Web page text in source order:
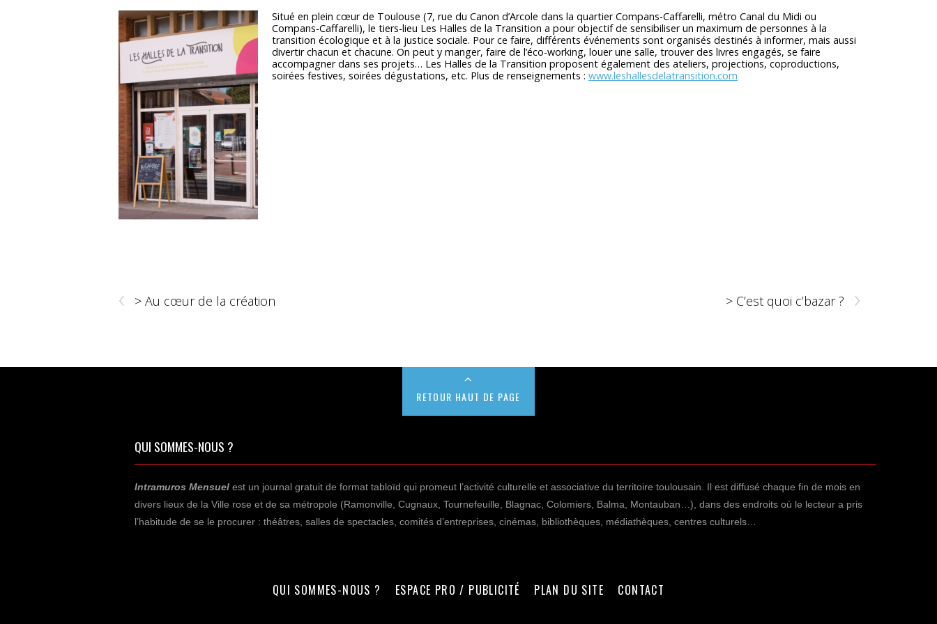
Situé en plein cœur de Toulouse (7, rue du Canon d’Arcole dans la quartier Compans-Caffarelli, métro Canal du Midi ou
Compans-Caffarelli), le tiers-lieu Les Halles de la Transition a pour objectif de sensibiliser un maximum de personnes à la
transition écologique et à la justice sociale. Pour ce faire, différents événements sont organisés destinés à informer, mais aussi
divertir chacun et chacune. On peut y manger, faire de l’éco-working, louer une salle, trouver des livres engagés, se faire
accompagner dans ses projets… Les Halles de la Transition proposent également des ateliers, projections, coproductions,
soirées festives, soirées dégustations, etc. Plus de renseignements : www.leshallesdelatransition.com
‹ > Au cœur de la création ›
> C’est quoi c’bazar ?
RETOUR HAUT DE PAGE
QUI SOMMES-NOUS ?
Intramuros Mensuel est un journal gratuit de format tabloïd qui promeut l’activité culturelle et associative du territoire toulousain. Il est diffusé chaque fin de mois en
divers lieux de la Ville rose et de sa métropole (Ramonville, Cugnaux, Tournefeuille, Blagnac, Colomiers, Balma, Montauban…), dans des endroits où le lecteur a pris
l’habitude de se le procurer : théâtres, salles de spectacles, comités d’entreprises, cinémas, bibliothèques, médiathèques, centres culturels…
QUI SOMMES-NOUS ? ESPACE PRO / PUBLICITÉ PLAN DU SITE CONTACT